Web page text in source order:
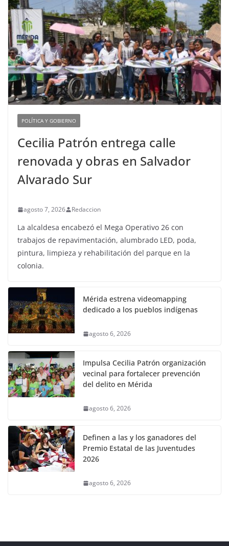
POLÍTICA Y GOBIERNO
Cecilia Patrón entrega calle
renovada y obras en Salvador
Alvarado Sur
agosto 7, 2026 Redaccion
La alcaldesa encabezó el Mega Operativo 26 con
trabajos de repavimentación, alumbrado LED, poda,
pintura, limpieza y rehabilitación del parque en la
colonia.
Mérida estrena videomapping
dedicado a los pueblos indígenas
agosto 6, 2026
Impulsa Cecilia Patrón organización
vecinal para fortalecer prevención
del delito en Mérida
agosto 6, 2026
Definen a las y los ganadores del
Premio Estatal de las Juventudes
2026
agosto 6, 2026